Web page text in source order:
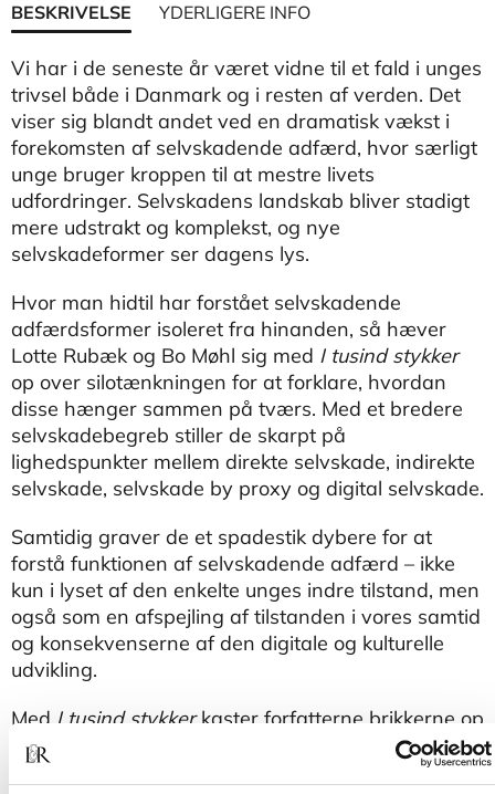
BESKRIVELSE YDERLIGERE INFO
Vi har i de seneste år været vidne til et fald i unges
trivsel både i Danmark og i resten af verden. Det
viser sig blandt andet ved en dramatisk vækst i
forekomsten af selvskadende adfærd, hvor særligt
unge bruger kroppen til at mestre livets
udfordringer. Selvskadens landskab bliver stadigt
mere udstrakt og komplekst, og nye
selvskadeformer ser dagens lys.
Hvor man hidtil har forstået selvskadende
adfærdsformer isoleret fra hinanden, så hæver
Lotte Rubæk og Bo Møhl sig med I tusind stykker
op over silotænkningen for at forklare, hvordan
disse hænger sammen på tværs. Med et bredere
selvskadebegreb stiller de skarpt på
lighedspunkter mellem direkte selvskade, indirekte
selvskade, selvskade by proxy og digital selvskade.
Samtidig graver de et spadestik dybere for at
forstå funktionen af selvskadende adfærd – ikke
kun i lyset af den enkelte unges indre tilstand, men
også som en afspejling af tilstanden i vores samtid
og konsekvenserne af den digitale og kulturelle
udvikling.
Med I tusind stykkerkaster forfatterne brikkerne op
i luften, når de på baggrund af den nyeste
forskning giver læseren indsigt i, hvordan kulturelle